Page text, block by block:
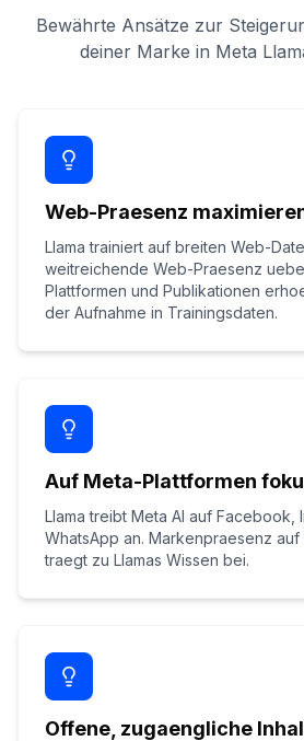
Bewährte Ansätze zur
deiner Marke in Meta
Web-Praesenz
Llama trainiert auf breiten Web-
weitreichende Web-Praesenz
Plattformen und Publikationen
der Aufnahme in Trainingsdaten.
Auf Meta-Plattformen
Llama treibt Meta AI auf Facebook,
WhatsApp an. Markenpraesenz
traegt zu Llamas Wissen bei.
Offene, zugaengliche